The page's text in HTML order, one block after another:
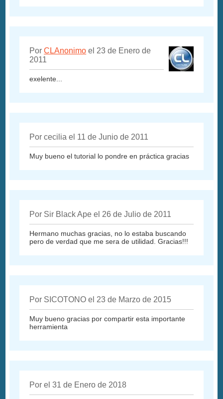
PorCLAnonimo el 23 de Enero de
2011
exelente...
Por cecilia el 11 de Junio de 2011
Muy bueno el tutorial lo pondre en práctica gracias
Por Sir Black Ape el 26 de Julio de 2011
Hermano muchas gracias, no lo estaba buscando
pero de verdad que me sera de utilidad. Gracias!!!
Por SICOTONO el 23 de Marzo de 2015
Muy bueno gracias por compartir esta importante
herramienta
Por el 31 de Enero de 2018